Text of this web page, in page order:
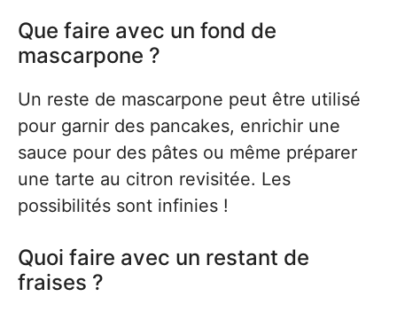
Que faire avec un fond de
mascarpone ?
Un reste de mascarpone peut être utilisé
pour garnir des pancakes, enrichir une
sauce pour des pâtes ou même préparer
une tarte au citron revisitée. Les
possibilités sont infinies !
Quoi faire avec un restant de
fraises ?